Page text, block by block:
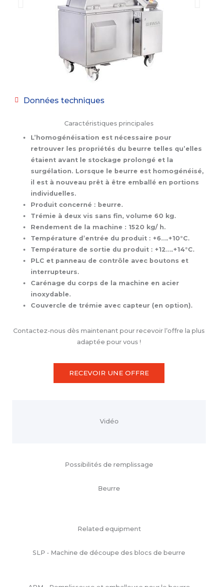
Données techniques
Caractéristiques principales
L’homogénéisation est nécessaire pour
retrouver les propriétés du beurre telles qu’elles
étaient avant le stockage prolongé et la
surgélation. Lorsque le beurre est homogénéisé,
il est à nouveau prêt à être emballé en portions
individuelles.
Produit concerné : beurre.
Trémie à deux vis sans fin, volume 60 kg.
Rendement de la machine : 1520 kg/ h.
Température d’entrée du produit : +6….+10°C.
Température de sortie du produit : +12….+14°C.
PLC et panneau de contrôle avec boutons et
interrupteurs.
Carénage du corps de la machine en acier
inoxydable.
Couvercle de trémie avec capteur (en option).
Contactez-nous dès maintenant pour recevoir l’offre la plus
adaptée pour vous !
RECEVOIR UNE OFFRE
Vidéo
Possibilités de remplissage
Beurre
Related equipment
SLP - Machine de découpe des blocs de beurre